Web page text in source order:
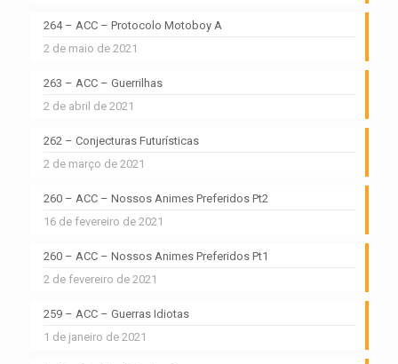
264 – ACC – Protocolo Motoboy A
2 de maio de 2021
263 – ACC – Guerrilhas
2 de abril de 2021
262 – Conjecturas Futurísticas
2 de março de 2021
260 – ACC – Nossos Animes Preferidos Pt2
16 de fevereiro de 2021
260 – ACC – Nossos Animes Preferidos Pt1
2 de fevereiro de 2021
259 – ACC – Guerras Idiotas
1 de janeiro de 2021